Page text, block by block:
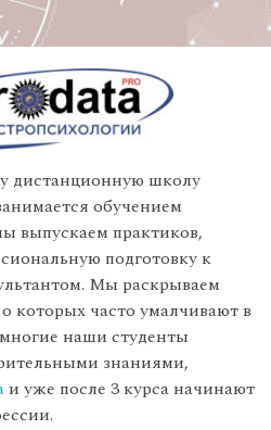
дистанционную школу
обучением
выпускаем практиков,
подготовку к
Мы раскрываем
которых часто умалчивают в
наши студенты
знаниями,
и уже после 3 курса начинают